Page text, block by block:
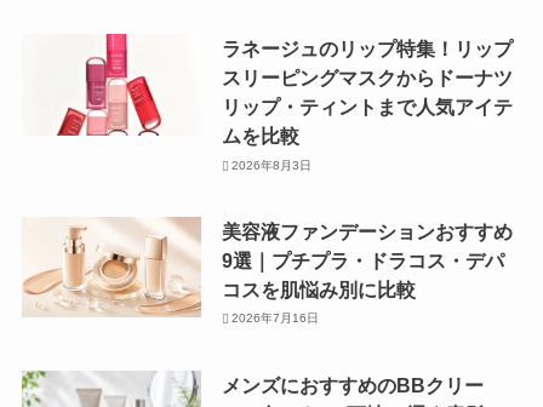
ラネージュのリップ特集！リップ
スリーピングマスクからドーナツ
リップ・ティントまで人気アイテ
ムを比較
2026年8月3日
美容液ファンデーションおすすめ
9選｜プチプラ・ドラコス・デパ
コスを肌悩み別に比較
2026年7月16日
メンズにおすすめのBBクリー